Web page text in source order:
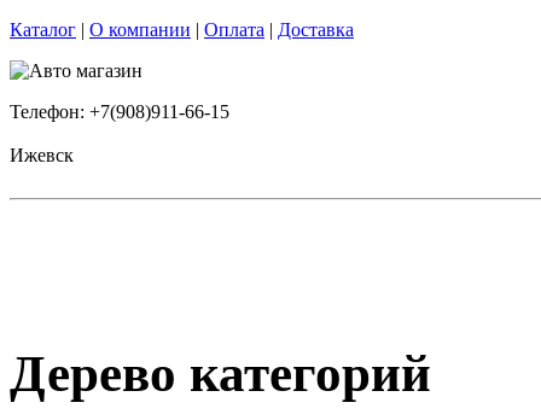
Каталог | О компании | Оплата | Доставка
Телефон: +7(908)911-66-15
Ижевск
Дерево категорий